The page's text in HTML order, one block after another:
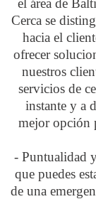
el área de
Cerca se
hacia el
ofrecer
nuestros
servicios de
instante y a
mejor opción
- Puntualidad
que puedes
de una